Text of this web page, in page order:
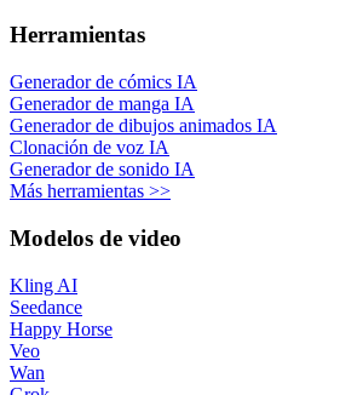
Herramientas
Generador de cómics IA
Generador de manga IA
Generador de dibujos animados IA
Clonación de voz IA
Generador de sonido IA
Más herramientas >>
Modelos de video
Kling AI
Seedance
Happy Horse
Veo
Wan